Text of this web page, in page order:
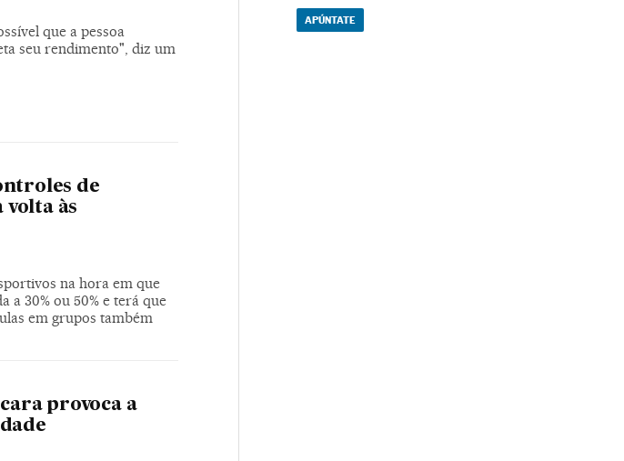
que a pessoa
seu rendimento", diz um
de
volta às
na hora em que
a 30% ou 50% e terá que
em grupos também
provoca a
APÚNTATE